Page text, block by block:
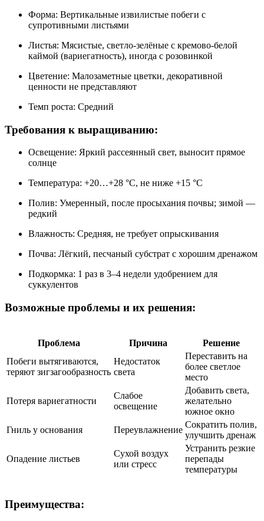
Форма: Вертикальные извилистые побеги с
супротивными листьями
Листья: Мясистые, светло-зелёные с кремово-белой
каймой (вариегатность), иногда с розовинкой
Цветение: Малозаметные цветки, декоративной
ценности не представляют
Темп роста: Средний
Требования к выращиванию:
Освещение: Яркий рассеянный свет, выносит прямое
солнце
Температура: +20…+28 °C, не ниже +15 °C
Полив: Умеренный, после просыхания почвы; зимой —
редкий
Влажность: Средняя, не требует опрыскивания
Почва: Лёгкий, песчаный субстрат с хорошим дренажом
Подкормка: 1 раз в 3–4 недели удобрением для
суккулентов
Возможные проблемы и их решения:
Проблема Причина
Решение
Побеги вытягиваются,
теряют зигзагообразность
Недостаток
света
Переставить на
более светлое
место
Потеря вариегатности
Слабое
освещение
Добавить света,
желательно
южное окно
Гниль у основания
Переувлажнение
Сократить полив,
улучшить дренаж
Опадение листьев
Сухой воздух
или стресс
Устранить резкие
перепады
температуры
Преимущества: